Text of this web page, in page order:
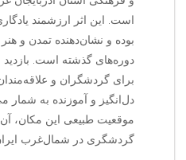
است. این اثر ارزشمند
بوده و نشان‌دهنده تمدن و
دوره‌های گذشته است. بازدید
برای گردشگران و
دل‌انگیز و آموزنده به
موقعیت طبیعی این مکان،
گردشگری در شمال‌غرب